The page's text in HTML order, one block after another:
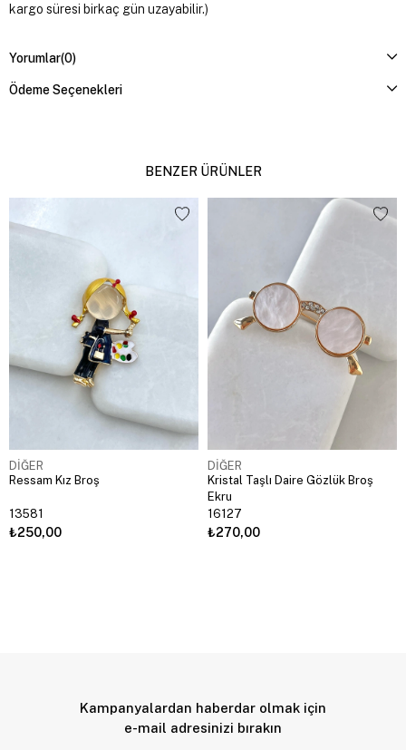
kargo süresi birkaç gün uzayabilir.)
Yorumlar(0)
Ödeme Seçenekleri
BENZER ÜRÜNLER
DİĞER
Ressam Kız Broş
13581
₺250,00
DİĞER
Kristal Taşlı Daire Gözlük Broş
Ekru
16127
₺270,00
Kampanyalardan haberdar olmak için
e-mail adresinizi bırakın